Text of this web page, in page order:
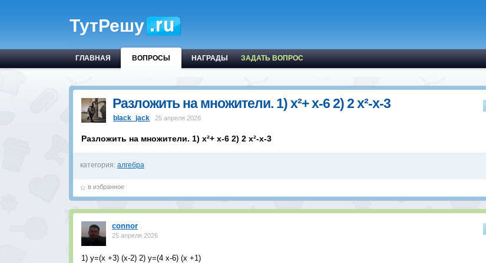
ТутРешу
ГЛАВНАЯ ВОПРОСЫ НАГРАДЫ ЗАДАТЬ ВОПРОС
Разложить на множители. 1) х²+ х-6 2) 2 х²-х-3
black_jack 25 апреля 2026
Разложить на множители. 1) х²+ х-6 2) 2 х²-х-3
категория: алгебра
в избранное
connor
25 апреля 2026
1) у=(х +3) (х-2) 2) у=(4 х-6) (х +1)